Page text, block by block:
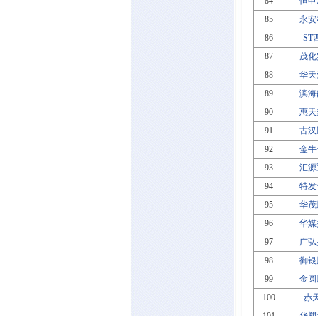
85
永安
86
ST
87
茂
88
华
89
滨
90
惠
91
古
92
金
93
汇
94
特发
95
华
96
华
97
广
98
御
99
金
100
赤